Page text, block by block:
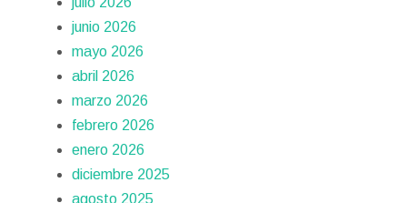
junio 2026
mayo 2026
abril 2026
marzo 2026
febrero 2026
enero 2026
diciembre 2025
agosto 2025